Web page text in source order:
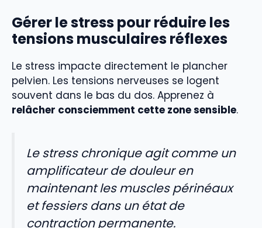
Gérer le stress pour réduire les
tensions musculaires réflexes
Le stress impacte directement le plancher
pelvien. Les tensions nerveuses se logent
souvent dans le bas du dos. Apprenez à
relâcher consciemment cette zone sensible.
Le stress chronique agit comme un
amplificateur de douleur en
maintenant les muscles périnéaux
et fessiers dans un état de
contraction permanente.